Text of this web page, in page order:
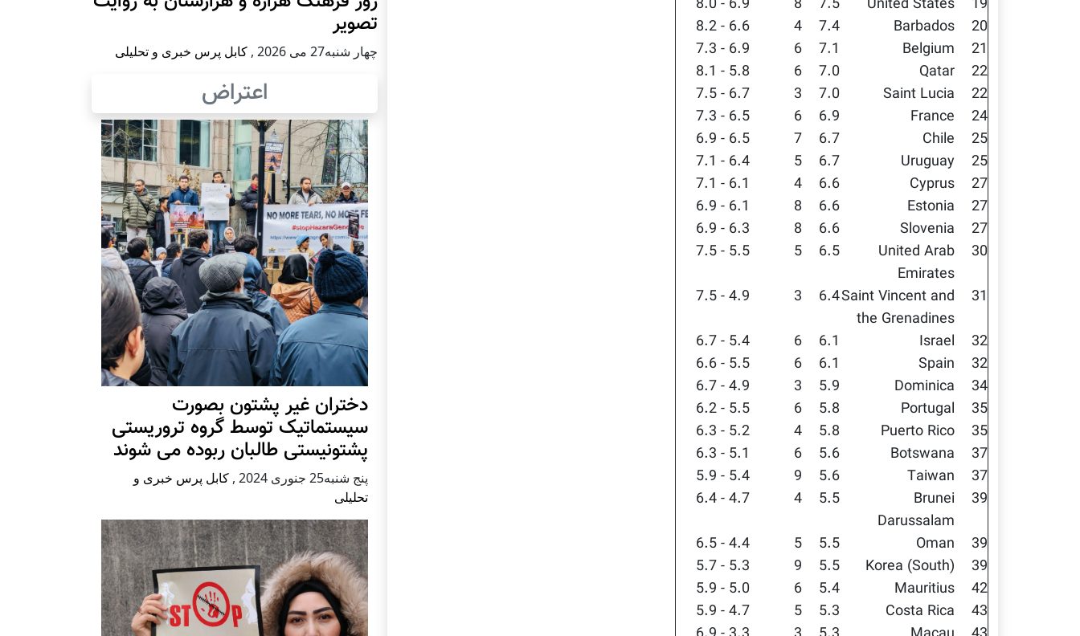
19
United States
7.5
8
6.9 - 8.0
20
Barbados
7.4
4
6.6 - 8.2
21
Belgium
7.1
6
6.9 - 7.3
22
Qatar
7.0
6
5.8 - 8.1
22
Saint Lucia
7.0
3
6.7 - 7.5
24
France
6.9
6
6.5 - 7.3
25
Chile
6.7
7
6.5 - 6.9
25
Uruguay
6.7
5
6.4 - 7.1
27
Cyprus
6.6
4
6.1 - 7.1
27
Estonia
6.6
8
6.1 - 6.9
27
Slovenia
6.6
8
6.3 - 6.9
30
United Arab
Emirates
6.5
5
5.5 - 7.5
31
Saint Vincent and
the Grenadines
6.4
3
4.9 - 7.5
32
Israel
6.1
6
5.4 - 6.7
32
Spain
6.1
6
5.5 - 6.6
34
Dominica
5.9
3
4.9 - 6.7
35
Portugal
5.8
6
5.5 - 6.2
35
Puerto Rico
5.8
4
5.2 - 6.3
37
Botswana
5.6
6
5.1 - 6.3
37
Taiwan
5.6
9
5.4 - 5.9
39
Brunei
Darussalam
5.5
4
4.7 - 6.4
39
Oman
5.5
5
4.4 - 6.5
39
Korea (South)
5.5
9
5.3 - 5.7
42
Mauritius
5.4
6
5.0 - 5.9
43
Costa Rica
5.3
5
4.7 - 5.9
تصویر
چهار شنبه27 می 2026 , کابل پرس خبری و تحلیلی
اعتراض
دختران غیر پشتون بصورت
سیستماتیک توسط گروه تروریستی
پشتونیستی طالبان ربوده می شوند
پنج شنبه25 جنوری 2024 , کابل پرس خبری و
تحلیلی